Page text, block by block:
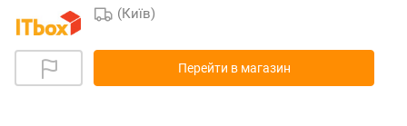
(Київ)
Перейти в магазин